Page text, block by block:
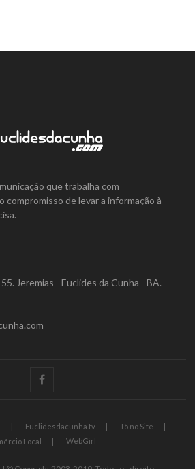
que trabalha com
compromisso de levar a informação à
Jeremias - Euclides da Cunha - BA.
facebook
Euclidesdacunha.tv
Tô no Site
Local
WebGirl